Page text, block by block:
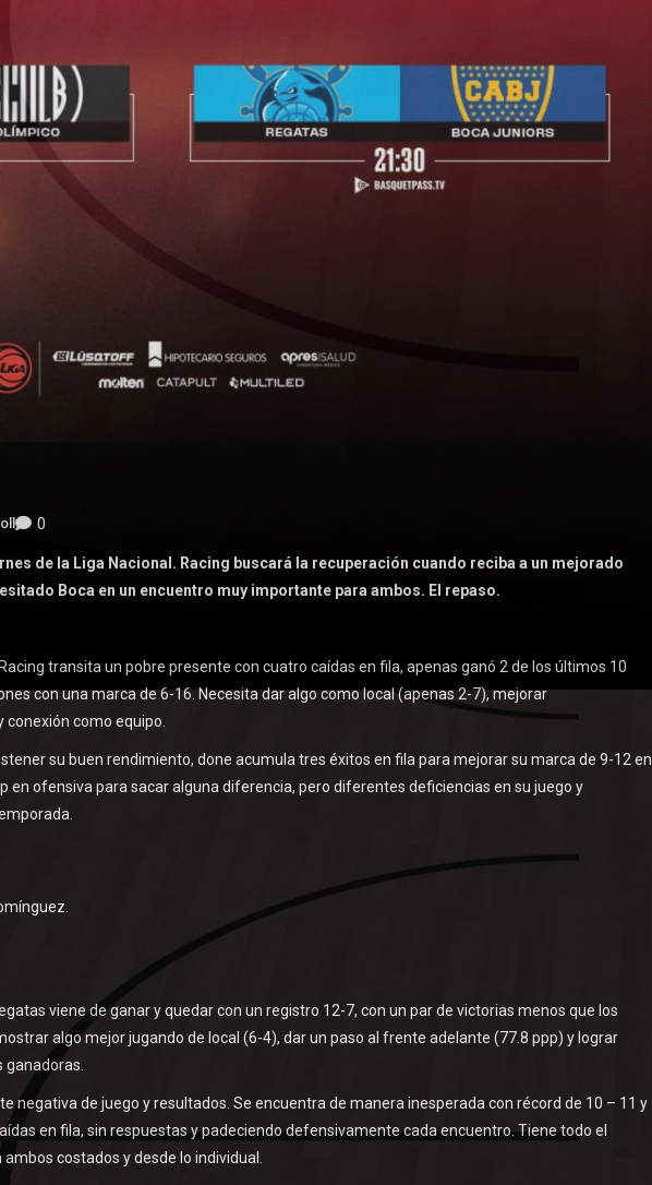
0
de la Liga Nacional. Racing buscará la recuperación cuando reciba a un mejorado
Boca en un encuentro muy importante para ambos. El repaso.
transita un pobre presente con cuatro caídas en fila, apenas ganó 2 de los últimos 10
con una marca de 6-16. Necesita dar algo como local (apenas 2-7), mejorar
como equipo.
su buen rendimiento, done acumula tres éxitos en fila para mejorar su marca de 9-12 en
en ofensiva para sacar alguna diferencia, pero diferentes deficiencias en su juego y
viene de ganar y quedar con un registro 12-7, con un par de victorias menos que los
algo mejor jugando de local (6-4), dar un paso al frente adelante (77.8 ppp) y lograr
negativa de juego y resultados. Se encuentra de manera inesperada con récord de 10 – 11 y
en fila, sin respuestas y padeciendo defensivamente cada encuentro. Tiene todo el
costados y desde lo individual.